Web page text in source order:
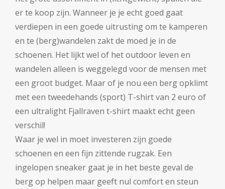
er te koop zijn. Wanneer je je echt goed gaat
verdiepen in een goede uitrusting om te kamperen
en te (berg)wandelen zakt de moed je in de
schoenen. Het lijkt wel of het outdoor leven en
wandelen alleen is weggelegd voor de mensen met
een groot budget. Maar of je nou een berg opklimt
met een tweedehands (sport) T-shirt van 2 euro of
een ultralight Fjallraven t-shirt maakt echt geen
verschil!
Waar je wel in moet investeren zijn goede
schoenen en een fijn zittende rugzak. Een
ingelopen sneaker gaat je in het beste geval de
berg op helpen maar geeft nul comfort en steun